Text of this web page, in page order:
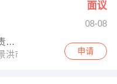
面议
08-08
景洪市洁美达洗涤服务有限责任公司
洪市嘎洒镇曼达村民委员
申请